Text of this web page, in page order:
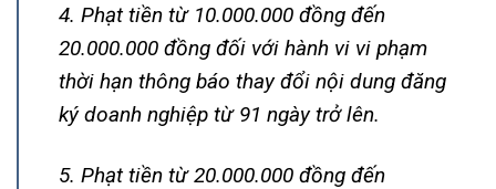
4. Phạt tiền từ 10.000.000 đồng đến
20.000.000 đồng đối với hành vi vi phạm
thời hạn thông báo thay đổi nội dung đăng
ký doanh nghiệp từ 91 ngày trở lên.
5. Phạt tiền từ 20.000.000 đồng đến